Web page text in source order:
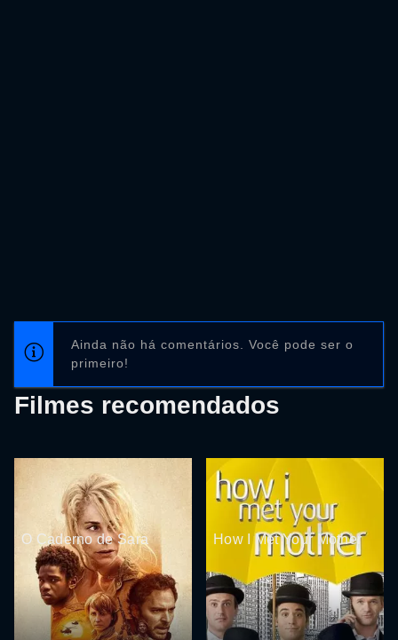
Ainda não há comentários. Você pode ser o
primeiro!
Filmes recomendados
O Caderno de Sara How I Met Your Mother